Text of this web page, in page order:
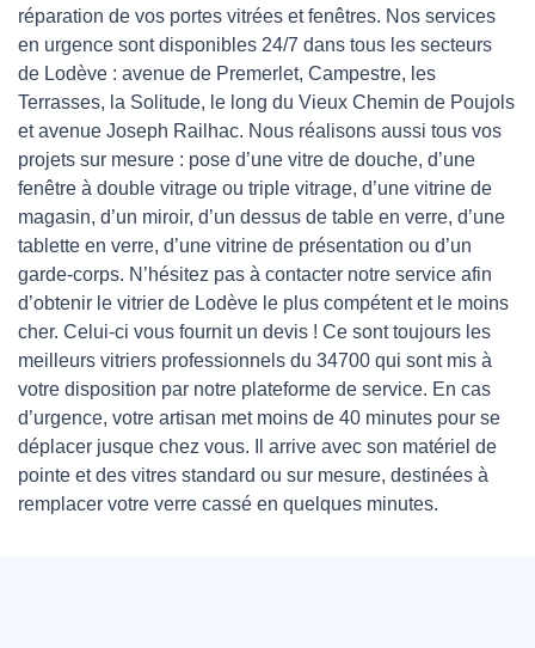
réparation de vos portes vitrées et fenêtres. Nos services
en urgence sont disponibles 24/7 dans tous les secteurs
de Lodève : avenue de Premerlet, Campestre, les
Terrasses, la Solitude, le long du Vieux Chemin de Poujols
et avenue Joseph Railhac. Nous réalisons aussi tous vos
projets sur mesure : pose d’une vitre de douche, d’une
fenêtre à double vitrage ou triple vitrage, d’une vitrine de
magasin, d’un miroir, d’un dessus de table en verre, d’une
tablette en verre, d’une vitrine de présentation ou d’un
garde-corps. N’hésitez pas à contacter notre service afin
d’obtenir le vitrier de Lodève le plus compétent et le moins
cher. Celui-ci vous fournit un devis ! Ce sont toujours les
meilleurs vitriers professionnels du 34700 qui sont mis à
votre disposition par notre plateforme de service. En cas
d’urgence, votre artisan met moins de 40 minutes pour se
déplacer jusque chez vous. Il arrive avec son matériel de
pointe et des vitres standard ou sur mesure, destinées à
remplacer votre verre cassé en quelques minutes.